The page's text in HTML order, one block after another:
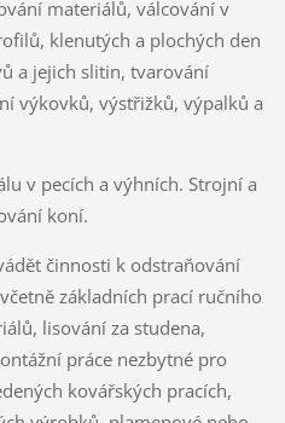
materiálů, válcování v
klenutých a plochých den
a jejich slitin, tvarování
výkovků, výstřižků, výpalků a
v pecích a výhních. Strojní a
koní.
činnosti k odstraňování
základních prací ručního
lisování za studena,
práce nezbytné pro
kovářských pracích,